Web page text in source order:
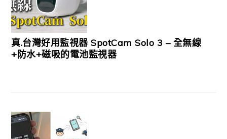
真.台灣好用監視器 SpotCam Solo 3 – 全無線
+防水+磁吸的電池監視器